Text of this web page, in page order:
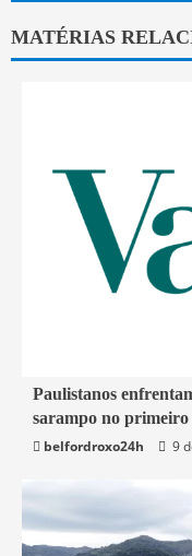
MATÉRIAS
4 min read
Economia
Paulistanos
sarampo no
belfordroxo24h
9